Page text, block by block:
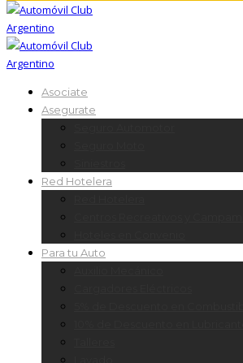
Asociate
Asegurate
Red Hotelera
Para tu Auto